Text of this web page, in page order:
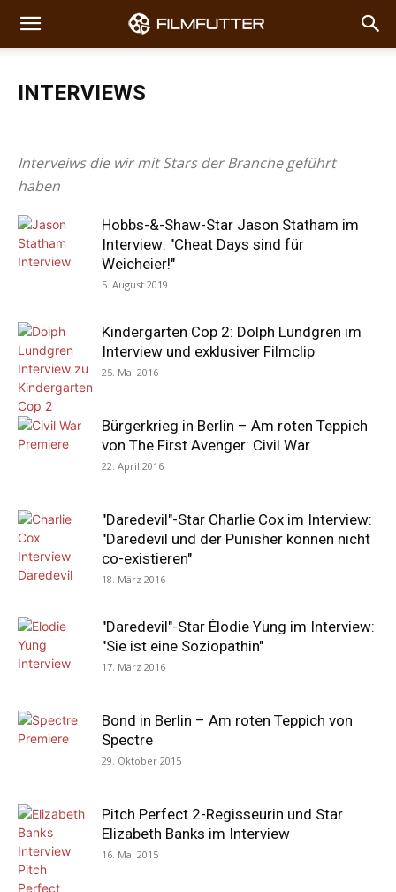
INTERVIEWS
Interveiws die wir mit Stars der Branche geführt
haben
Hobbs-&-Shaw-Star Jason Statham im
Interview: "Cheat Days sind für
Weicheier!"
5. August 2019
Kindergarten Cop 2: Dolph Lundgren im
Interview und exklusiver Filmclip
25. Mai 2016
Bürgerkrieg in Berlin – Am roten Teppich
von The First Avenger: Civil War
22. April 2016
"Daredevil"-Star Charlie Cox im Interview:
"Daredevil und der Punisher können nicht
co-existieren"
18. März 2016
"Daredevil"-Star Élodie Yung im Interview:
"Sie ist eine Soziopathin"
17. März 2016
Bond in Berlin – Am roten Teppich von
Spectre
29. Oktober 2015
Pitch Perfect 2-Regisseurin und Star
Elizabeth Banks im Interview
16. Mai 2015